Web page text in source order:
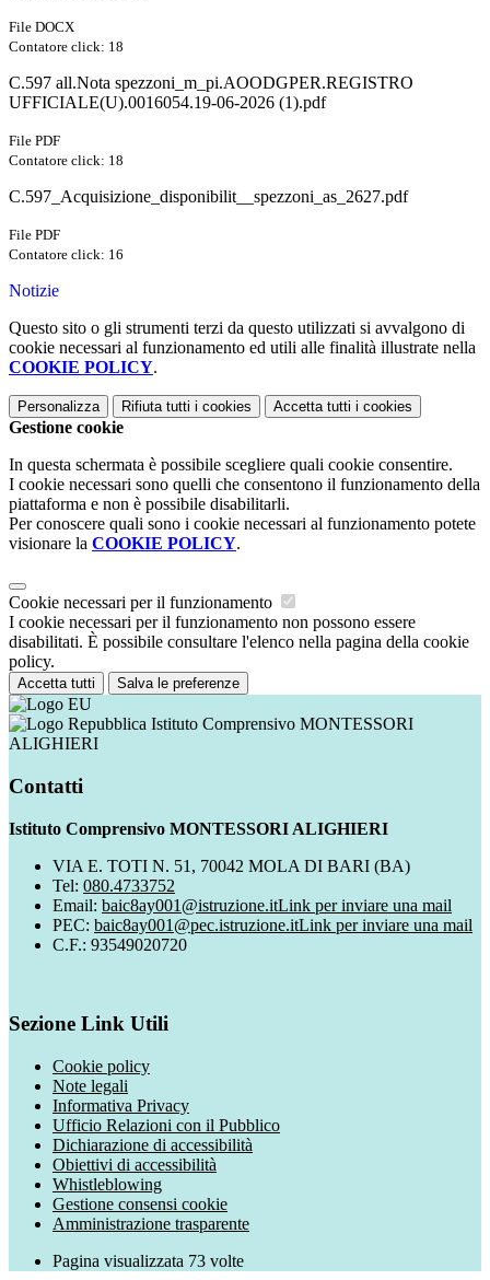
File DOCX
Contatore click: 18
C.597 all.Nota spezzoni_m_pi.AOODGPER.REGISTRO
UFFICIALE(U).0016054.19-06-2026 (1).pdf
File PDF
Contatore click: 18
C.597_Acquisizione_disponibilit__spezzoni_as_2627.pdf
File PDF
Contatore click: 16
Notizie
Questo sito o gli strumenti terzi da questo utilizzati si avvalgono di
cookie necessari al funzionamento ed utili alle finalità illustrate nella
COOKIE POLICY.
Personalizza Rifiuta tutti i cookies Accetta tutti i cookies
Gestione cookie
In questa schermata è possibile scegliere quali cookie consentire.
I cookie necessari sono quelli che consentono il funzionamento della
piattaforma e non è possibile disabilitarli.
Per conoscere quali sono i cookie necessari al funzionamento potete
visionare la COOKIE POLICY.
Cookie necessari per il funzionamento
I cookie necessari per il funzionamento non possono essere
disabilitati. È possibile consultare l'elenco nella pagina della cookie
policy.
Accetta tutti Salva le preferenze
Istituto Comprensivo MONTESSORI
ALIGHIERI
Contatti
Istituto Comprensivo MONTESSORI ALIGHIERI
VIA E. TOTI N. 51, 70042 MOLA DI BARI (BA)
Tel: 080.4733752
Email: baic8ay001@istruzione.itLink per inviare una mail
PEC: baic8ay001@pec.istruzione.itLink per inviare una mail
C.F.: 93549020720
Sezione Link Utili
Cookie policy
Note legali
Informativa Privacy
Ufficio Relazioni con il Pubblico
Dichiarazione di accessibilità
Obiettivi di accessibilità
Whistleblowing
Gestione consensi cookie
Amministrazione trasparente
Pagina visualizzata 73 volte